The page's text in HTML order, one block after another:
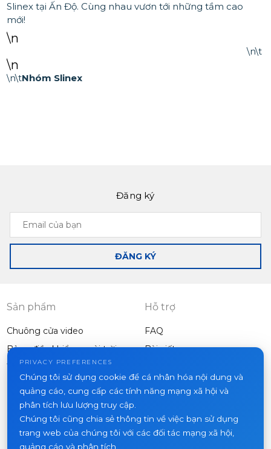
Slinex tại Ấn Độ. Cùng nhau vươn tới những tầm cao
mới!
\n
\n\t
\n
\n\tNhóm Slinex
Đăng ký
Email
của
bạn
ĐĂNG KÝ
Sản phẩm
Chuông cửa video
Bảng điều khiển ngoài trời
Thiết bị khác
Hỗ trợ
FAQ
Bài viết
Dự án
Tin tức
Liên hệ
PRIVACY PREFERENCES
Chúng tôi sử dụng cookie để cá nhân hóa nội dung và
quảng cáo, cung cấp các tính năng mạng xã hội và
phân tích lưu lượng truy cập.
Chúng tôi cũng chia sẻ thông tin về việc bạn sử dụng
trang web của chúng tôi với các đối tác mạng xã hội,
quảng cáo và phân tích.